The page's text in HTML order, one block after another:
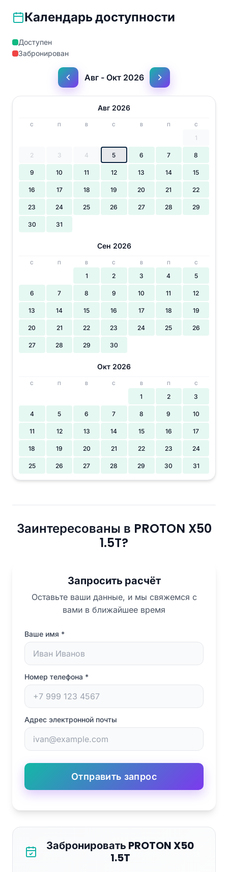
Календарь доступности
Доступен
Забронирован
Авг - Окт 2026
Авг 2026
С П В С В П С
1
2 3 4 5 6 7 8
9 10 11 12 13 14 15
16 17 18 19 20 21 22
23 24 25 26 27 28 29
30 31
Сен 2026
С П В С В П С
1 2 3 4 5
6 7 8 9 10 11 12
13 14 15 16 17 18 19
20 21 22 23 24 25 26
27 28 29 30
Окт 2026
С П В С В П С
1 2 3
4 5 6 7 8 9 10
11 12 13 14 15 16 17
18 19 20 21 22 23 24
25 26 27 28 29 30 31
Заинтересованы в PROTON X50
1.5T?
Запросить расчёт
Оставьте ваши данные, и мы свяжемся с
вами в ближайшее время
Ваше имя *
Номер телефона *
Адрес электронной почты
Отправить запрос
Забронировать PROTON X50
1.5T